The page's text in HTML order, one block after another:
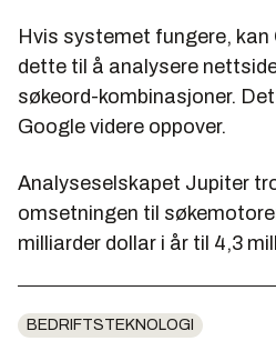
Hvis systemet fungere, kan
dette til å analysere
søkeord-kombinasjoner.
Google videre oppover.
Analyseselskapet Jupiter
omsetningen til
milliarder dollar i år til 4,3
BEDRIFTSTEKNOLOGI